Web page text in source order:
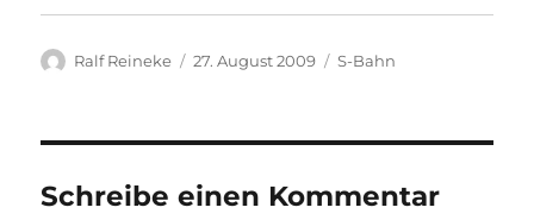
Autor
Ralf Reineke
Veröffentlicht
27. August 2009 Kategorien
S-Bahn
Schreibe einen Kommentar